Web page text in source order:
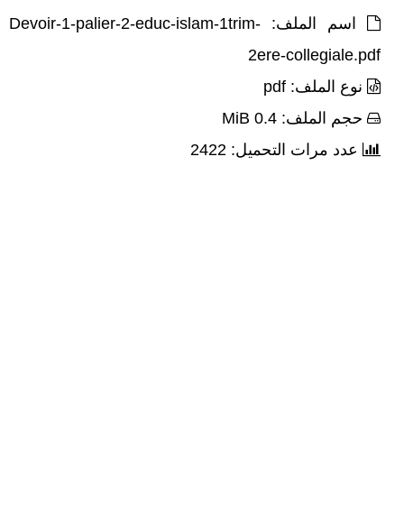
اسم الملف: Devoir-1-palier-2-educ-islam-1trim-
2ere-collegiale.pdf
نوع الملف: pdf
حجم الملف: 0.4 MiB
عدد مرات التحميل: 2422